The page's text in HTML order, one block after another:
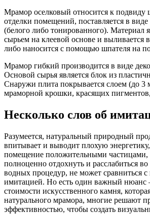
Мрамор оселковый относится к подвиду
отделки помещений, поставляется в виде
(белого либо тонированного). Материал
сырьем на клеевой основе и
либо наносится с помощью шпателя на
Мрамор гибкий производится в виде
Основой сырья является блок из
Снаружи плита покрывается слоем (до 3
мраморной крошки, красящих
Несколько слов об
Разумеется, натуральный природный
впитывает и выводит плохую
помещение положительными
полноценно отдохнуть и расслабиться
водных процедур, не может сравниться с
имитацией. Но есть один важный нюанс
стоимости искусственного камня,
натурального мрамора, многие решают
эффективностью, чтобы создать